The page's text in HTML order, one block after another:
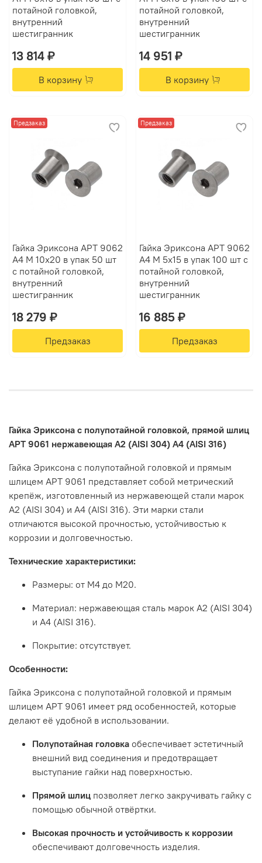
потайной головкой,
внутренний
шестигранник
13 814 ₽
В корзину
потайной головкой,
внутренний
шестигранник
14 951 ₽
В корзину
Предзаказ
Гайка Эриксона АРТ 9062
А4 M 10х20 в упак 50 шт
с потайной головкой,
внутренний
шестигранник
18 279 ₽
Предзаказ
Предзаказ
Гайка Эриксона АРТ 9062
А4 M 5х15 в упак 100 шт с
потайной головкой,
внутренний
шестигранник
16 885 ₽
Предзаказ
Гайка Эриксона с полупотайной головкой, прямой шлиц
АРТ 9061 нержавеющая А2 (AISI 304) А4 (AISI 316)
Гайка Эриксона с полупотайной головкой и прямым
шлицем АРТ 9061 представляет собой метрический
крепёж, изготовленный из нержавеющей стали марок
А2 (AISI 304) и А4 (AISI 316). Эти марки стали
отличаются высокой прочностью, устойчивостью к
коррозии и долговечностью.
Технические характеристики:
Размеры: от М4 до М20.
Материал: нержавеющая сталь марок А2 (AISI 304)
и А4 (AISI 316).
Покрытие: отсутствует.
Особенности:
Гайка Эриксона с полупотайной головкой и прямым
шлицем АРТ 9061 имеет ряд особенностей, которые
делают её удобной в использовании.
Полупотайная головка обеспечивает эстетичный
внешний вид соединения и предотвращает
выступание гайки над поверхностью.
Прямой шлиц позволяет легко закручивать гайку с
помощью обычной отвёртки.
Высокая прочность и устойчивость к коррозии
обеспечивают долговечность изделия.